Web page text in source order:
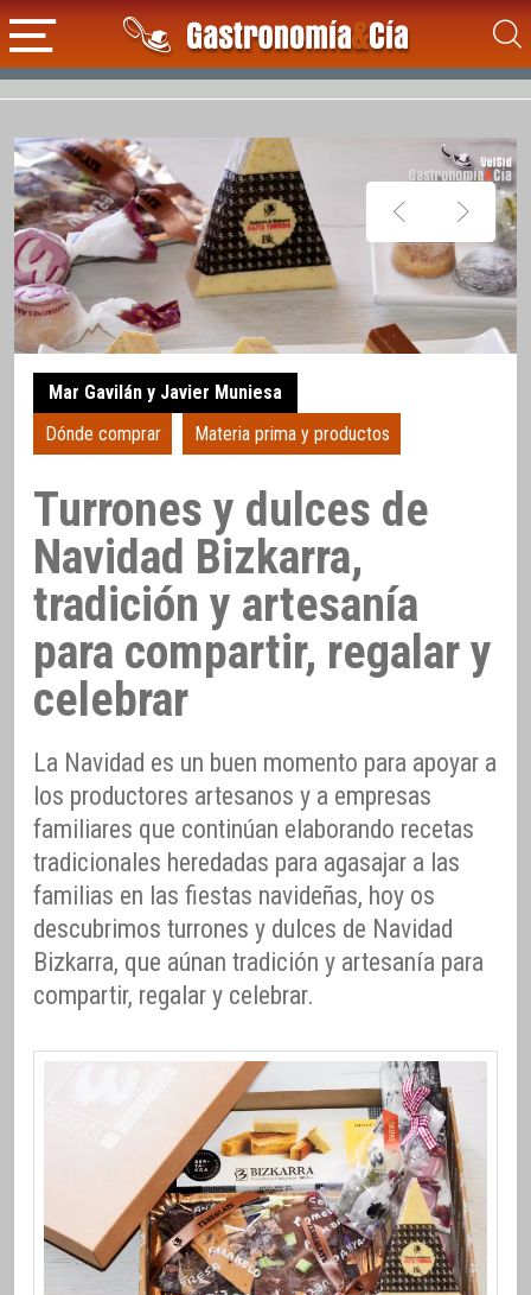
Mar Gavilán y Javier Muniesa
Dónde comprar
Materia prima y productos
Turrones y dulces de
Navidad Bizkarra,
tradición y artesanía
para compartir, regalar y
celebrar
La Navidad es un buen momento para apoyar a
los productores artesanos y a empresas
familiares que continúan elaborando recetas
tradicionales heredadas para agasajar a las
familias en las fiestas navideñas, hoy os
descubrimos turrones y dulces de Navidad
Bizkarra, que aúnan tradición y artesanía para
compartir, regalar y celebrar.